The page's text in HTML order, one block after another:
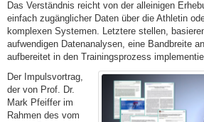
Das Verständnis reicht von der alleinigen
einfach zugänglicher Daten über die Athletin
komplexen Systemen. Letztere stellen,
aufwendigen Datenanalysen, eine Bandbreite
aufbereitet in den Trainingsprozess
Der Impulsvortrag,
der von Prof. Dr.
Mark Pfeiffer im
Rahmen des vom